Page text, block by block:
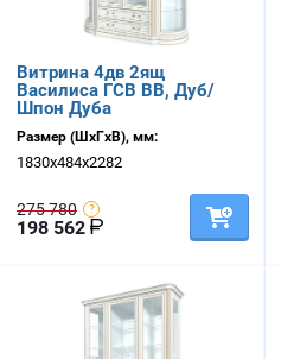
Витрина 4дв 2ящ
Василиса ГСВ ВВ, Дуб/
Шпон Дуба
Размер (ШхГхВ), мм:
1830х484х2282
275 780
198 562